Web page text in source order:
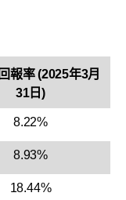
報率 (2025年3月
31日)
8.22%
8.93%
18.44%